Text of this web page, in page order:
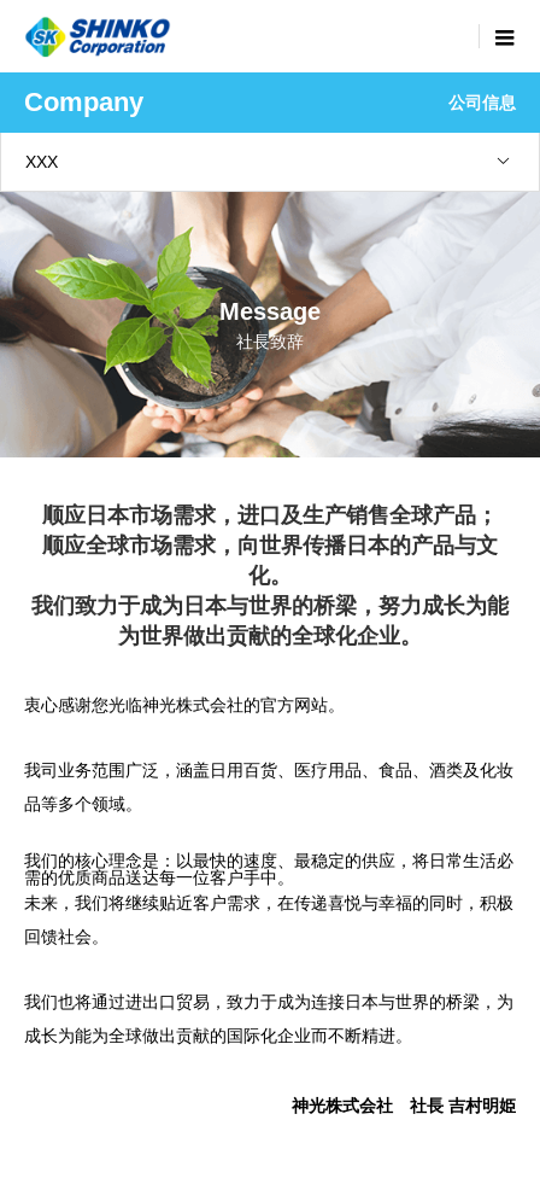
menu
Company 公司信息
XXX
Message
社長致辞
顺应日本市场需求，进口及生产销售全球产品；
顺应全球市场需求，向世界传播日本的产品与文
化。
我们致力于成为日本与世界的桥梁，努力成长为能
为世界做出贡献的全球化企业。
衷心感谢您光临神光株式会社的官方网站。
我司业务范围广泛，涵盖日用百货、医疗用品、食品、酒类及化妆
品等多个领域。
我们的核心理念是：以最快的速度、最稳定的供应，将日常生活必
需的优质商品送达每一位客户手中。
未来，我们将继续贴近客户需求，在传递喜悦与幸福的同时，积极
回馈社会。
我们也将通过进出口贸易，致力于成为连接日本与世界的桥梁，为
成长为能为全球做出贡献的国际化企业而不断精进。
神光株式会社 社長 吉村明姫